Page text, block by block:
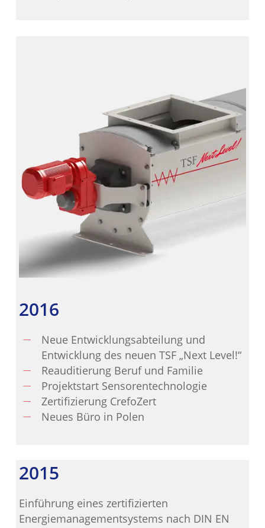
2016
Neue Entwicklungsabteilung und
Entwicklung des neuen TSF „Next Level!“
Reauditierung Beruf und Familie
Projektstart Sensorentechnologie
Zertifizierung CrefoZert
Neues Büro in Polen
2015
Einführung eines zertifizierten
Energiemanagementsystems nach DIN EN